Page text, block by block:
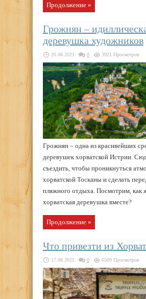
Продолжение »
Грожнян –
деревушка художников
20.08.2021 0 3921 Просмотров
Грожнян – одна из красивейших
деревушек хорватской Истрии.
съездить, чтобы проникнуться
хорватской Тосканы и сделать
пляжного отдыха. Посмотрим, как
хорватская деревушка вместе?
Продолжение »
Что привезти из
17.08.2021 0 6509 Просмотров